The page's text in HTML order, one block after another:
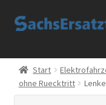
Zur
Zum
Start
AGB
Start
ohne Ruecktritt